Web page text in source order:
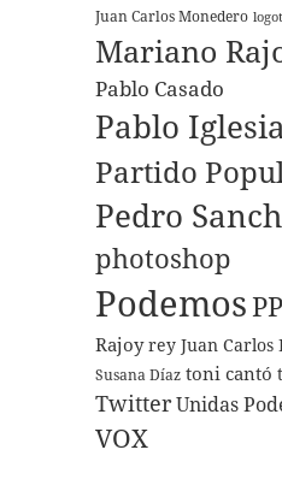
Juan Carlos Monedero
Mariano
Pablo Casado
Pablo
Partido
Pedro
photoshop
PodemosPP
Rajoy rey Juan Carlos
Susana Díaz toni cantó
TwitterUnidas
VOX